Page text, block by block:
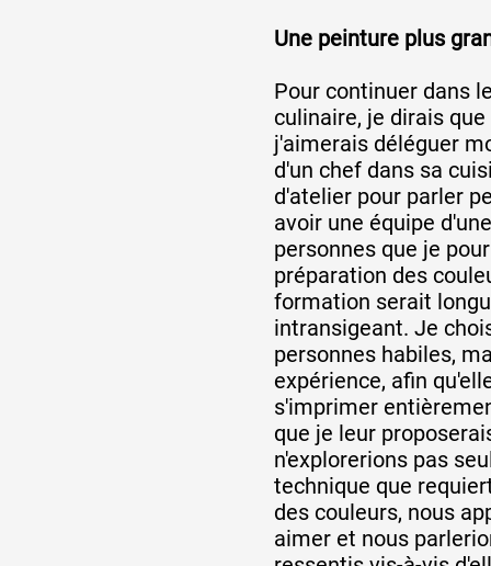
Une peinture plus
Pour continuer dans
culinaire, je dirais
j'aimerais déléguer
d'un chef dans sa
d'atelier pour parler
avoir une équipe
personnes que je
préparation des
formation serait
intransigeant. Je
personnes habiles,
expérience, afin
s'imprimer
que je leur
n'explorerions pas
technique que
des couleurs, nous
aimer et nous